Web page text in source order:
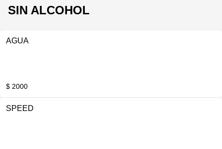
SIN ALCOHOL
AGUA
$ 2000
SPEED